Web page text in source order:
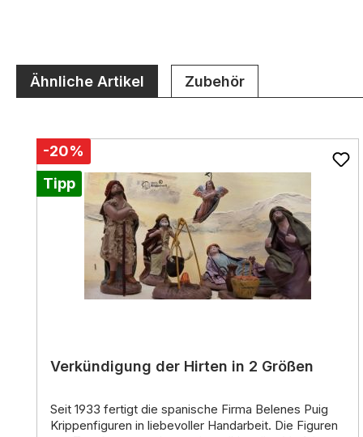
Ähnliche Artikel Zubehör
-20%
Tipp
Verkündigung der Hirten in 2 Größen
Seit 1933 fertigt die spanische Firma Belenes Puig
Krippenfiguren in liebevoller Handarbeit. Die Figuren